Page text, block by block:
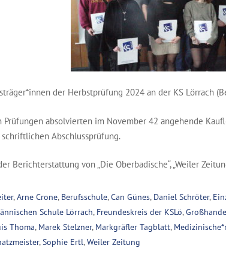
der Herbstprüfung 2024 an der KS Lörrach
absolvierten im November 42 angehende
Abschlussprüfung.
von „Die Oberbadische“, „Weiler
,Arne Crone, Berufsschule,Can Günes, Daniel Schröter,
Schule Lörrach, Freundeskreis der KSLö,
Thoma, Marek Stelzner, Markgräfler Tagblatt,
,Sophie Ertl,Weiler Zeitung